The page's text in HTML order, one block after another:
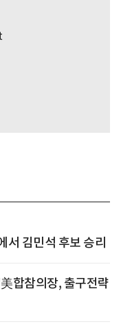
서 김민석 후보 승리
합참의장, 출구전략